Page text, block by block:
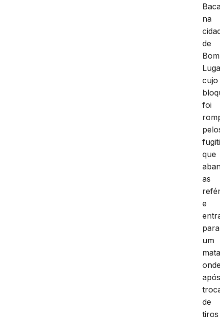
na
de
Bom
cujo
foi
que
as
e
para
um
de
tiros